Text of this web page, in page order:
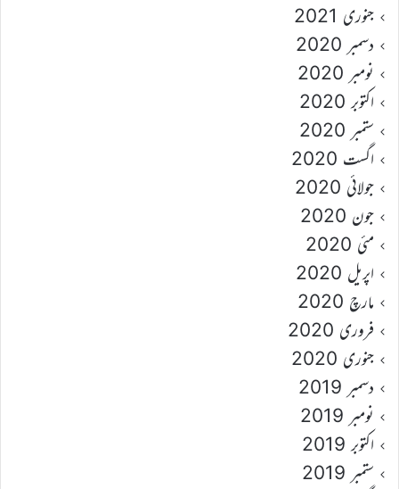
جنوری 2021
دسمبر 2020
نومبر 2020
اکتوبر 2020
ستمبر 2020
اگست 2020
جولائی 2020
جون 2020
مئی 2020
اپریل 2020
مارچ 2020
فروری 2020
جنوری 2020
دسمبر 2019
نومبر 2019
اکتوبر 2019
ستمبر 2019